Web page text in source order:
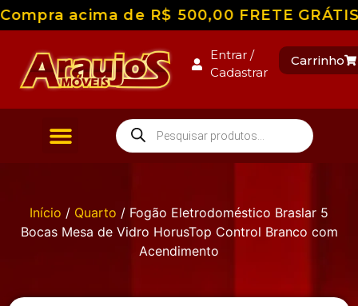
acima de R$ 500,00 FRETE
Entrar /
Cadastrar
Carrinho
Início / Quarto / Fogão Eletrodoméstico Braslar 5
Bocas Mesa de Vidro HorusTop Control Branco com
Acendimento